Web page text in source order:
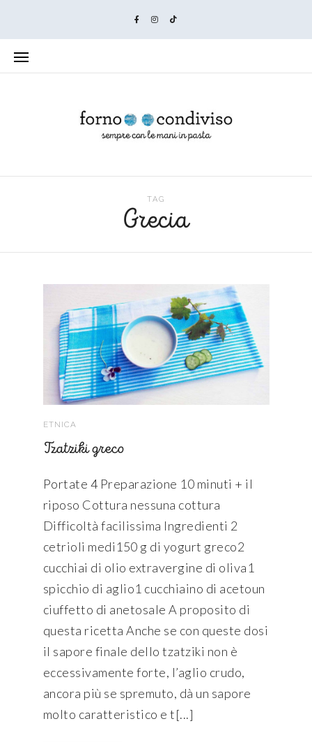
TAG
Grecia
ETNICA
Tzatziki greco
Portate 4 Preparazione 10 minuti + il
riposo Cottura nessuna cottura
Difficoltà facilissima Ingredienti 2
cetrioli medi150 g di yogurt greco2
cucchiai di olio extravergine di oliva1
spicchio di aglio1 cucchiaino di acetoun
ciuffetto di anetosale A proposito di
questa ricetta Anche se con queste dosi
il sapore finale dello tzatziki non è
eccessivamente forte, l’aglio crudo,
ancora più se spremuto, dà un sapore
molto caratteristico e t[...]